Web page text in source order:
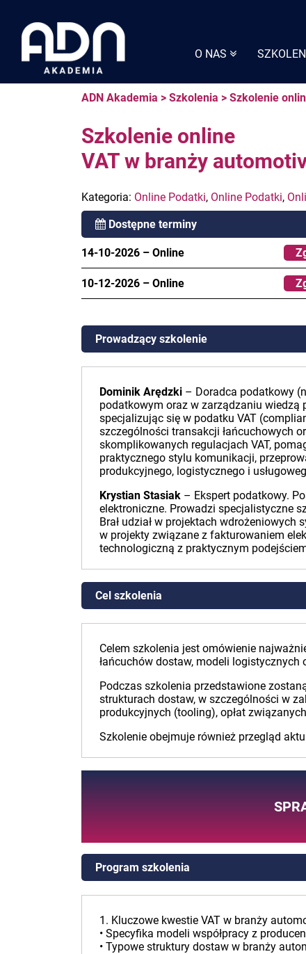
O NAS
content
ADN Akademia > Szkolenia > Szkolenie
Szkolenie online
VAT w branży
Kategoria: Online Podatki, Online Podatki,
Dostępne terminy
14-10-2026 – Online
10-12-2026 – Online
Prowadzący szkolenie
Dominik Arędzki – Doradca podatkowy
podatkowym oraz w zarządzaniu wiedzą
specjalizując się w podatku VAT
szczególności transakcji łańcuchowych
skomplikowanych regulacjach VAT,
praktycznego stylu komunikacji,
produkcyjnego, logistycznego i
Krystian Stasiak – Ekspert podatkowy.
elektroniczne. Prowadzi specjalistyczne
Brał udział w projektach
w projekty związane z fakturowaniem
technologiczną z praktycznym
Cel szkolenia
Celem szkolenia jest omówienie
łańcuchów dostaw, modeli
Podczas szkolenia przedstawione
strukturach dostaw, w szczególności w
produkcyjnych (tooling), opłat
Szkolenie obejmuje również przegląd
Program szkolenia
1. Kluczowe kwestie VAT w branży
• Specyfika modeli współpracy z
• Typowe struktury dostaw w branży